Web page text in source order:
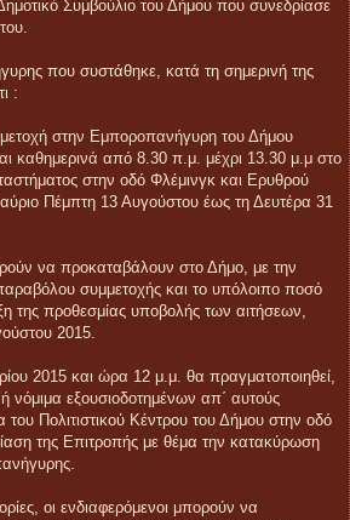
Συμβούλιο του Δήμου που συνεδρίασε
που συστάθηκε, κατά τη σημερινή της
:
στην Εμποροπανήγυρη του Δήμου
καθημερινά από 8.30 π.μ. μέχρι 13.30 μ.μ στο
στην οδό Φλέμινγκ και Ερυθρού
Πέμπτη 13 Αυγούστου έως τη Δευτέρα 31
να προκαταβάλουν στο Δήμο, με την
συμμετοχής και το υπόλοιπο ποσό
της προθεσμίας υποβολής των αιτήσεων,
2015.
2015 και ώρα 12 μ.μ. θα πραγματοποιηθεί,
νόμιμα εξουσιοδοτημένων απ΄ αυτούς
Πολιτιστικού Κέντρου του Δήμου στην οδό
της Επιτροπής με θέμα την κατακύρωση
οι ενδιαφερόμενοι μπορούν να